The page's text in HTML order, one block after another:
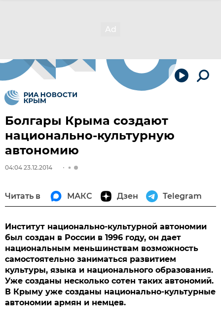
Болгары Крыма создают
национально-культурную
автономию
04:04 23.12.2014
Читать в МАКС Дзен Telegram
Институт национально-культурной автономии
был создан в России в 1996 году, он дает
национальным меньшинствам возможность
самостоятельно заниматься развитием
культуры, языка и национального образования.
Уже созданы несколько сотен таких автономий.
В Крыму уже созданы национально-культурные
автономии армян и немцев.